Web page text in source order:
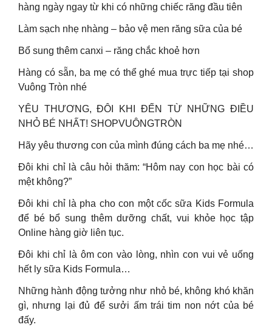
hàng ngày ngay từ khi có những chiếc răng đầu tiên
Làm sạch nhẹ nhàng – bảo vệ men răng sữa của bé
Bổ sung thêm canxi – răng chắc khoẻ hơn
Hàng có sẵn, ba mẹ có thể ghé mua trực tiếp tại shop
Vuông Tròn nhé
YÊU THƯƠNG, ĐÔI KHI ĐẾN TỪ NHỮNG ĐIỀU
NHỎ BÉ NHẤT! SHOPVUÔNGTRÒN
Hãy yêu thương con của mình đúng cách ba mẹ nhé…
Đôi khi chỉ là câu hỏi thăm: “Hôm nay con học bài có
mệt không?”
Đôi khi chỉ là pha cho con một cốc sữa Kids Formula
để bé bổ sung thêm dưỡng chất, vui khỏe học tập
Online hàng giờ liên tục.
Đôi khi chỉ là ôm con vào lòng, nhìn con vui vẻ uống
hết ly sữa Kids Formula…
Những hành động tưởng như nhỏ bé, không khó khăn
gì, nhưng lại đủ để sưởi ấm trái tim non nớt của bé
đấy.